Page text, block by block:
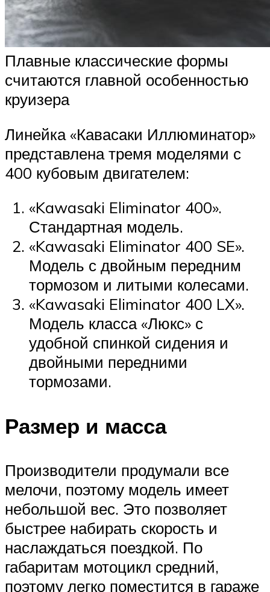
Плавные классические формы
считаются главной особенностью
круизера
Линейка «Кавасаки Иллюминатор»
представлена тремя моделями с
400 кубовым двигателем:
«Kawasaki Eliminator 400».
Стандартная модель.
«Kawasaki Eliminator 400 SE».
Модель с двойным передним
тормозом и литыми колесами.
«Kawasaki Eliminator 400 LX».
Модель класса «Люкс» с
удобной спинкой сидения и
двойными передними
тормозами.
Размер и масса
Производители продумали все
мелочи, поэтому модель имеет
небольшой вес. Это позволяет
быстрее набирать скорость и
наслаждаться поездкой. По
габаритам мотоцикл средний,
поэтому легко поместится в гараже